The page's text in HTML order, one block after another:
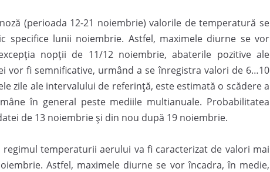
(perioada 12-21 noiembrie) valorile de temperatură se
specifice lunii noiembrie. Astfel, maximele diurne se vor
nopții de 11/12 noiembrie, abaterile pozitive ale
vor fi semnificative, urmând a se înregistra valori de 6…10
zile ale intervalului de referință, este estimată o scădere a
în general peste mediile multianuale. Probabilitatea
de 13 noiembrie și din nou după 19 noiembrie.
temperaturii aerului va fi caracterizat de valori mai
Astfel, maximele diurne se vor încadra, în medie,